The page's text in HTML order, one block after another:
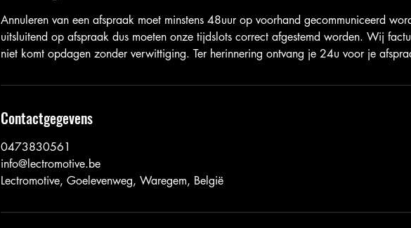
Annuleren van een afspraak moet minstens 48uur op voorhand gecommuniceerd
uitsluitend op afspraak dus moeten onze tijdslots correct afgestemd worden. Wij
niet komt opdagen zonder verwittiging. Ter herinnering ontvang je 24u voor je
Contactgegevens
0473830561
info@lectromotive.be
Lectromotive, Goelevenweg, Waregem, België